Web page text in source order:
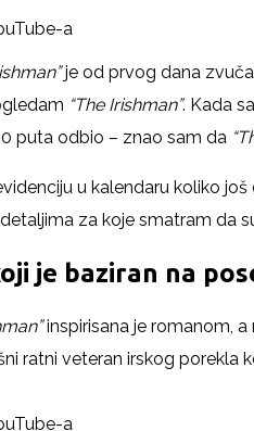
a
je od prvog dana
“The Irishman”. Kada
puta odbio – znao sam da
u kalendaru koliko
za koje smatram da
je baziran na
inspirisana je romanom,
ratni veteran irskog
a